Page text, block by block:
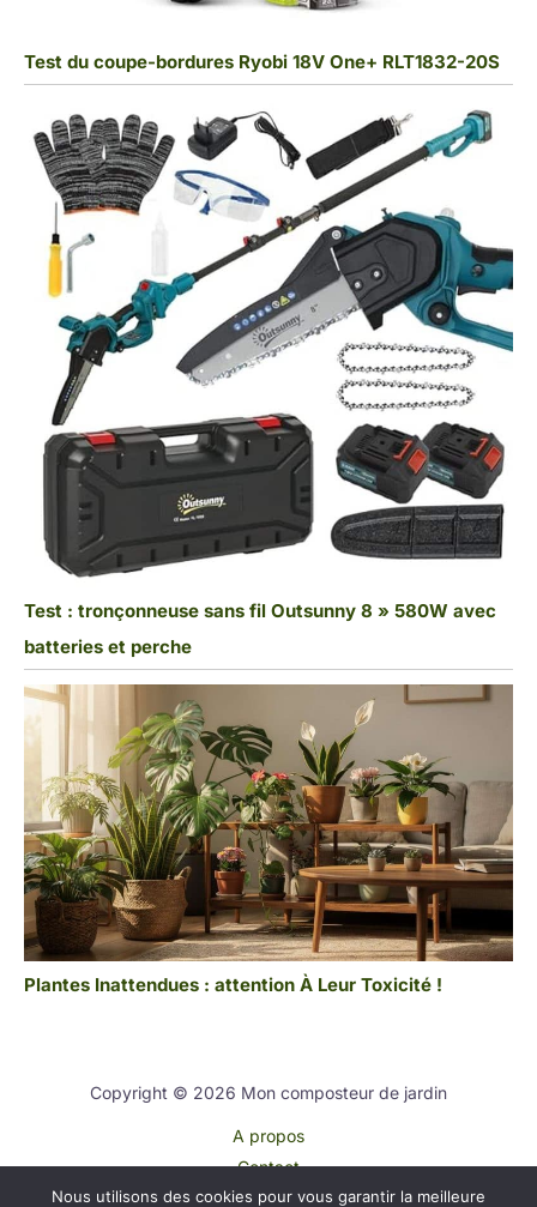
Test du coupe-bordures Ryobi 18V One+ RLT1832-20S
Test : tronçonneuse sans fil Outsunny 8 » 580W avec
batteries et perche
Plantes Inattendues : attention À Leur Toxicité !
Copyright © 2026 Mon composteur de jardin
A propos
Contact
Plan du site
Nous utilisons des cookies pour vous garantir la meilleure